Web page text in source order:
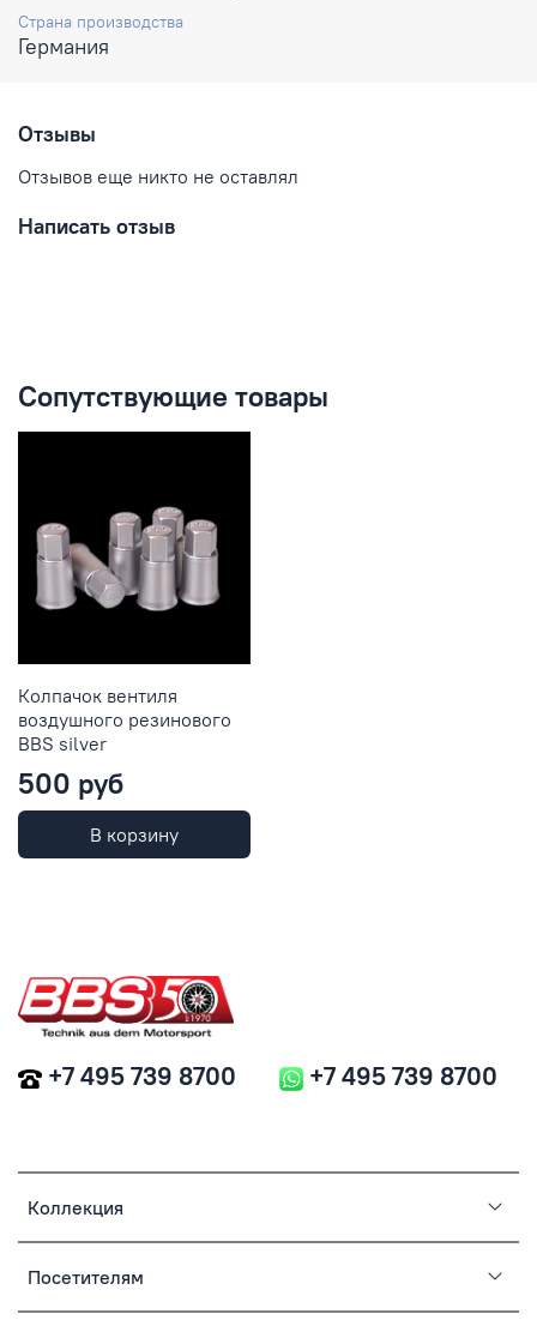
Страна производства
Германия
Отзывы
Отзывов еще никто не оставлял
Написать отзыв
Сопутствующие товары
Колпачок вентиля
воздушного резинового
BBS silver
500 руб
В корзину
Коллекция
Посетителям
+7 495 739 8700 +7 495 739 8700